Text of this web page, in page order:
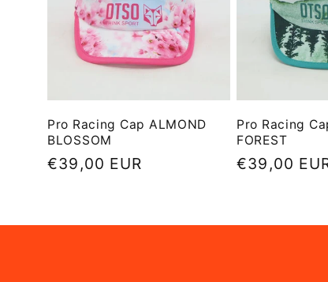
Pro Racing Cap ALMOND
BLOSSOM
Precio
€39,00 EUR
Pro Racing
FOREST
Precio
€39,00